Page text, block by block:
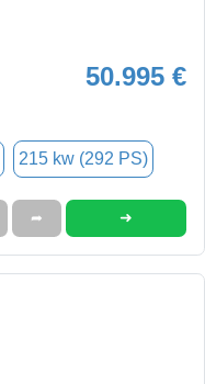
50.995 €
215 kw (292 PS)
➦ ➜